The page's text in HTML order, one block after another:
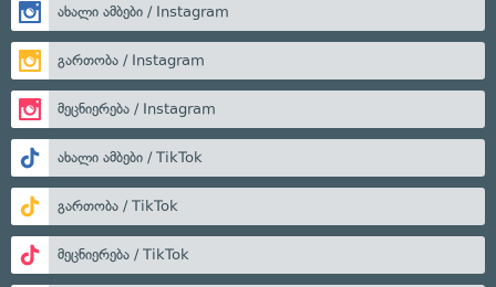
ახალი ამბები / Instagram
გართობა / Instagram
მეცნიერება / Instagram
ახალი ამბები / TikTok
გართობა / TikTok
მეცნიერება / TikTok